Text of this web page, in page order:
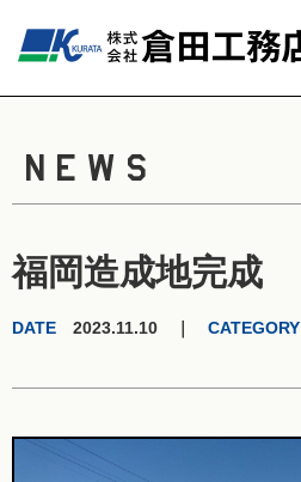
NEWS
福岡造成地完成
DATE 2023.11.10 ｜ CATEGORY